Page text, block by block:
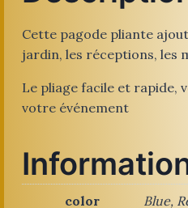
Cette pagode pliante
jardin, les réceptions, les
Le pliage facile et rapide,
votre événement
color Blue,